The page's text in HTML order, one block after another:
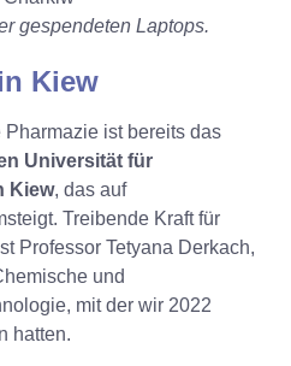
gespendeten Laptops.
Kiew
Pharmazie ist bereits das
Universität für
Kiew, das auf
Treibende Kraft für
Professor Tetyana Derkach,
und
mit der wir 2022
hatten.